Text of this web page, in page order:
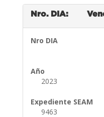
Nro. DIA:
Nro DIA
Año
2023
Expediente SEAM
9463